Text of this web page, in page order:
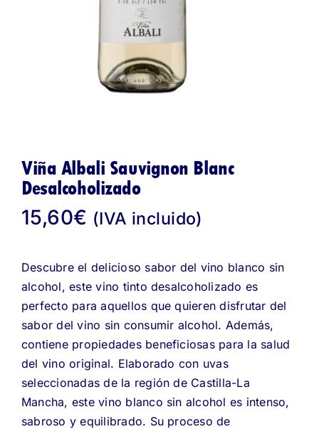
Viña Albali Sauvignon Blanc
Desalcoholizado
15,60€ (IVA incluido)
Descubre el delicioso sabor del vino blanco sin
alcohol, este vino tinto desalcoholizado es
perfecto para aquellos que quieren disfrutar del
sabor del vino sin consumir alcohol. Además,
contiene propiedades beneficiosas para la salud
del vino original. Elaborado con uvas
seleccionadas de la región de Castilla-La
Mancha, este vino blanco sin alcohol es intenso,
sabroso y equilibrado. Su proceso de